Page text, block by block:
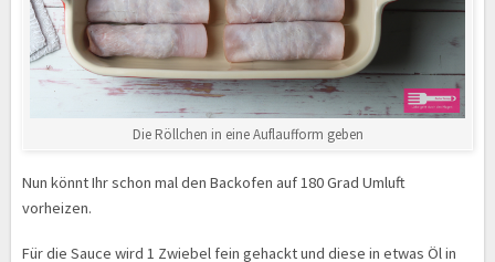
Die Röllchen in eine Auflaufform geben
Nun könnt Ihr schon mal den Backofen auf 180 Grad Umluft
vorheizen.
Für die Sauce wird 1 Zwiebel fein gehackt und diese in etwas Öl in